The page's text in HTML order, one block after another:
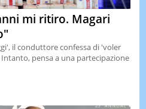
mi ritiro. Magari
il conduttore confessa di 'voler
pensa a una partecipazione